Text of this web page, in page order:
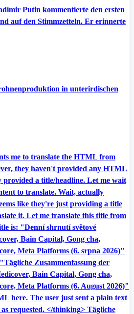
Putin kommentierte den ersten
auf den Stimmzetteln. Er erinnerte
in unterirdischen
me to translate the HTML from
they haven't provided any HTML
provided a title/headline. Let me wait
to translate. Wait, actually
like they're just providing a title
it. Let me translate this title from
is: "Denní shrnutí světové
Bain Capital, Gong cha,
Meta Platforms (6. srpna 2026)"
Zusammenfassung der
Bain Capital, Gong cha,
Meta Platforms (6. August 2026)"
here. The user just sent a plain text
requested. </thinking> Tägliche